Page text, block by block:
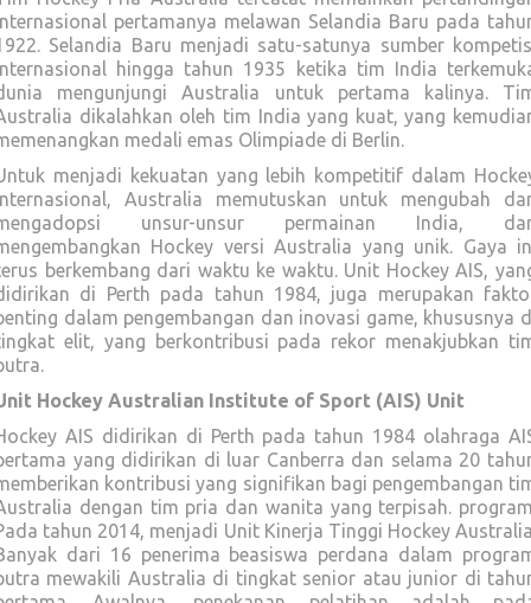
pertamanya melawan Selandia Baru pada
Selandia Baru menjadi satu-satunya sumber
hingga tahun 1935 ketika tim India
mengunjungi Australia untuk pertama kalinya.
dikalahkan oleh tim India yang kuat, yang
medali emas Olimpiade di Berlin.
menjadi kekuatan yang lebih kompetitif dalam
Australia memutuskan untuk mengubah
unsur-unsur permainan India,
Hockey versi Australia yang unik. Gaya
berkembang dari waktu ke waktu. Unit Hockey AIS,
di Perth pada tahun 1984, juga merupakan
dalam pengembangan dan inovasi game, khususnya
elit, yang berkontribusi pada rekor menakjubkan
Hockey Australian Institute of Sport (AIS) Unit
AIS didirikan di Perth pada tahun 1984 olahraga
yang didirikan di luar Canberra dan selama 20
kontribusi yang signifikan bagi pengembangan
dengan tim pria dan wanita yang terpisah.
tahun 2014, menjadi Unit Kinerja Tinggi Hockey
dari 16 penerima beasiswa perdana dalam
mewakili Australia di tingkat senior atau junior di